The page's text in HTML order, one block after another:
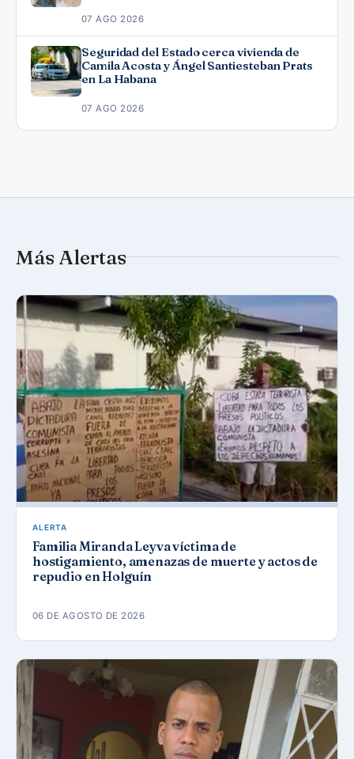
07 AGO 2026
Seguridad del Estado cerca vivienda de
Camila Acosta y Ángel Santiesteban Prats
en La Habana
07 AGO 2026
Más Alertas
ALERTA
Familia Miranda Leyva víctima de
hostigamiento, amenazas de muerte y actos de
repudio en Holguín
06 DE AGOSTO DE 2026